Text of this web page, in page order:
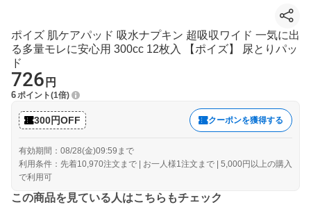
ポイズ 肌ケアパッド 吸水ナプキン 超吸収ワイド 一気に出
る多量モレに安心用 300cc 12枚入 【ポイズ】 尿とりパッ
ド
726 円
6ポイント 1倍
300円OFF クーポンを獲得する
有効期間：08/28(金)09:59まで
利用条件：先着10,970注文まで | お一人様1注文まで | 5,000円以上の購入
で利用可
この商品を見ている人はこちらもチェック